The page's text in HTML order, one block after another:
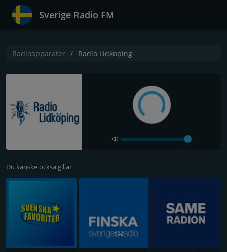
Sverige Radio FM
Radioapparater Radio Lidkoping
Du kanske också gillar